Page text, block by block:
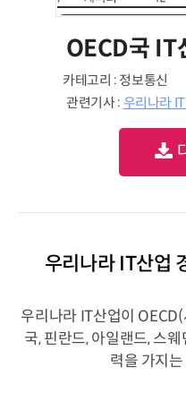
OECD국 IT
카테고리 : 정보통신
관련기사 : 우리나라
우리나라 IT산업
우리나라 IT산업이
국, 핀란드, 아일랜드, 스
력을 가지